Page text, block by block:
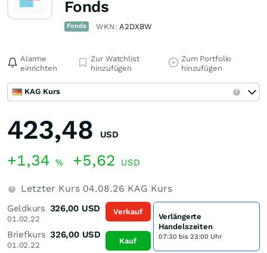
Fonds
Fonds WKN:A2DXBW
Alarme
einrichten
Zur Watchlist
hinzufügen
Zum Portfolio
hinzufügen
KAG Kurs
423,48 USD
+1,34 % +5,62 USD
Letzter Kurs 04.08.26 KAG Kurs
Geldkurs
01.02.22
326,00 USD
Briefkurs
01.02.22
326,00 USD
Verkauf
Kauf
Verlängerte
Handelszeiten
07:30 bis 23:00 Uhr